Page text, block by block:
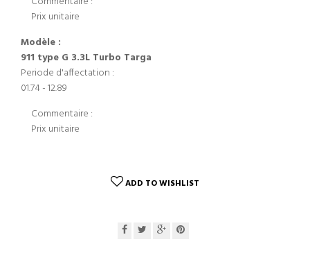
Prix unitaire
Modèle :
911 type G 3.3L Turbo Targa
Periode d'affectation :
01.74 - 12.89
Commentaire :
Prix unitaire
ADD TO WISHLIST